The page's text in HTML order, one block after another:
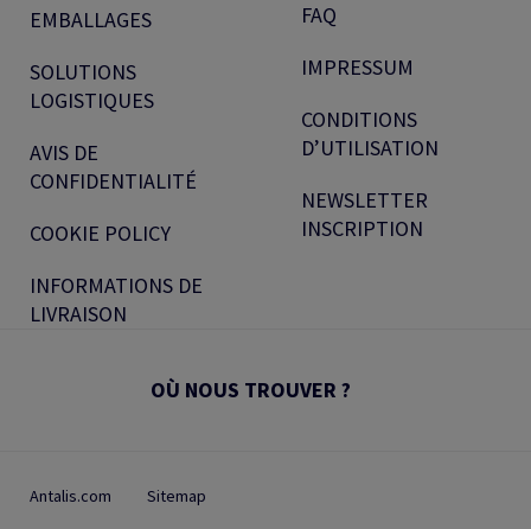
EMBALLAGES
SOLUTIONS
LOGISTIQUES
AVIS DE
CONFIDENTIALITÉ
COOKIE POLICY
INFORMATIONS DE
LIVRAISON
FAQ
IMPRESSUM
CONDITIONS
D’UTILISATION
NEWSLETTER
INSCRIPTION
OÙ NOUS TROUVER ?
Antalis.com
Sitemap